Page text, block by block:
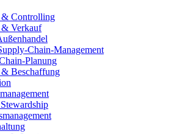
& Controlling
Verkauf
Chain-Management
Planung
Beschaffung